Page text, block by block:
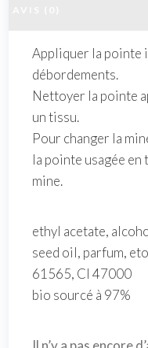
Appliquer la pointe
débordements.
Nettoyer la pointe
un tissu.
Pour changer la
la pointe usagée
mine.
ethyl acetate,
seed oil, parfum,
61565, CI 47000
bio sourcé à 97%